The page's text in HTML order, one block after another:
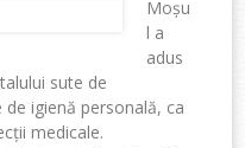
Moșu
l a
adus
sute de
igienă personală, ca
medicale.